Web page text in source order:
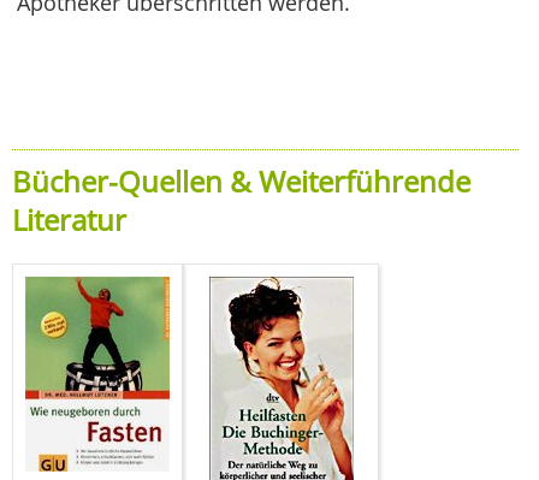
Bücher-Quellen & Weiterführende
Literatur